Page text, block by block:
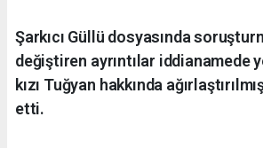
Şarkıcı Güllü dosyasında
değiştiren ayrıntılar iddianamede
kızı Tuğyan hakkında
etti.